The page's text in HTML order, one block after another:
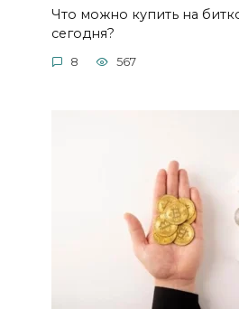
Что можно купить на
сегодня?
8 567